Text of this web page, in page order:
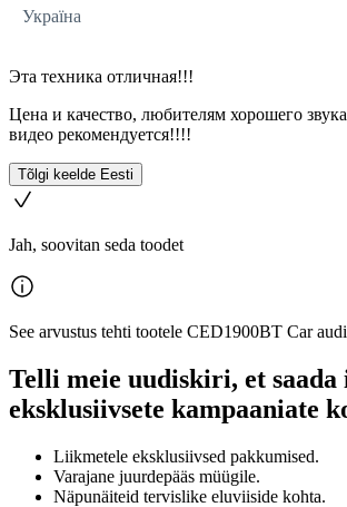
Україна
Эта техника отличная!!!
Цена и качество, любителям хорошего
видео рекомендуется!!!!
Tõlgi keelde Eesti
Jah, soovitan seda toodet
See arvustus tehti tootele CED1900BT Car
Telli meie uudiskiri, et saada
eksklusiivsete kampaaniate
Liikmetele eksklusiivsed pakkumised.
Varajane juurdepääs müügile.
Näpunäiteid tervislike eluviiside kohta.